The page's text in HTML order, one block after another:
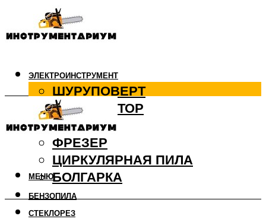
ЭЛЕКТРОИНСТРУМЕНТ
ШУРУПОВЕРТ
ПЕРФОРАТОР
ДРЕЛЬ
ФРЕЗЕР
ЦИРКУЛЯРНАЯ ПИЛА
БОЛГАРКА
БЕНЗОПИЛА
СТЕКЛОРЕЗ
МЕНЮ